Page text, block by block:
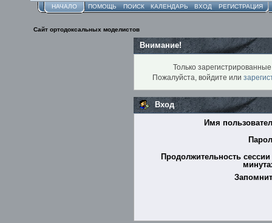
НАЧАЛО ПОМОЩЬ ПОИСК КАЛЕНДАРЬ ВХОД РЕГИСТРАЦИЯ
Сайт ортодоксальных моделистов
Внимание!
Только
Пожалуйста, войдите или
Вход
Имя
Продолжительность сессии